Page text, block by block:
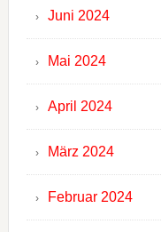
Juni 2024
Mai 2024
April 2024
März 2024
Februar 2024